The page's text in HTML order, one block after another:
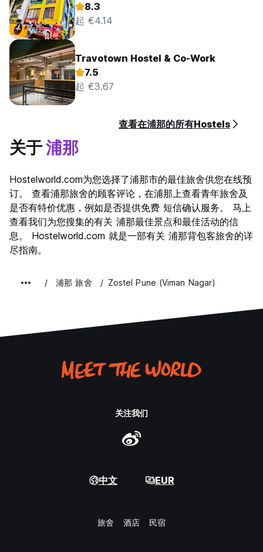
8.3
起 €4.14
Travotown Hostel & Co-Work
7.5
起 €3.67
查看在浦那的所有Hostels
关于浦那
Hostelworld.com为您选择了浦那市的最佳旅舍供您在线预
订。 查看浦那旅舍的顾客评论，在浦那上查看青年旅舍及
是否有特价优惠，例如是否提供免费 短信确认服务。 马上
查看我们为您搜集的有关 浦那最佳景点和最佳活动的信
息。 Hostelworld.com 就是一部有关 浦那背包客旅舍的详
尽指南。
浦那 旅舍 Zostel Pune (Viman Nagar)
关注我们
中文 EUR
旅舍 酒店 民宿